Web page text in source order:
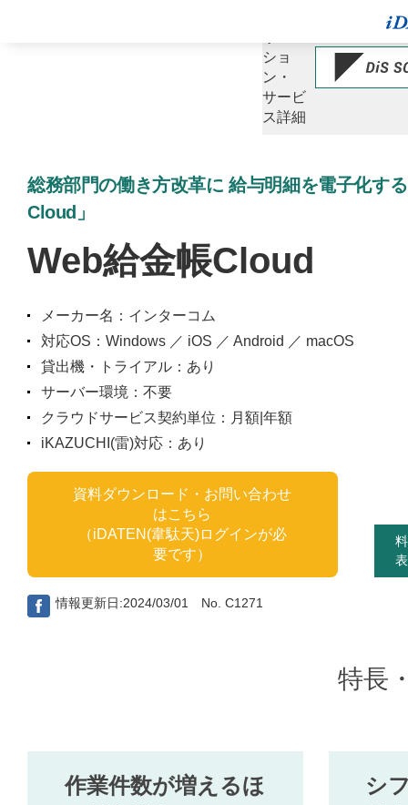
ショ
ン・
サービ
ス詳細
総務部門の働き方改革に 給与明細を電子化す
Cloud」
Web給金帳Cloud
メーカー名：インターコム
対応OS：Windows ／ iOS ／ Android ／ macOS
貸出機・トライアル：あり
サーバー環境：不要
クラウドサービス契約単位：月額|年額
iKAZUCHI(雷)対応：あり
資料ダウンロード・お問い合わせ
はこちら
（iDATEN(韋駄天)ログインが必
要です）
情報更新日:2024/03/01 No. C1271
特長
作業件数が増えるほ
シ